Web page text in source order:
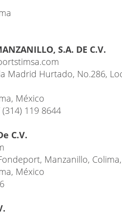
S.A. DE C.V.
Madrid Hurtado, No.286,
México
119 8644
C.V.
Manzanillo, Colima,
México